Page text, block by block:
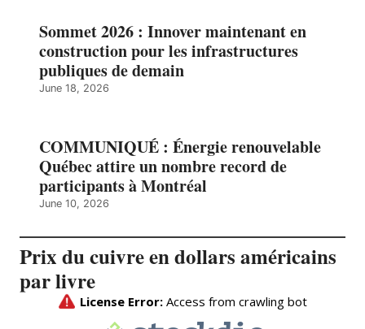
Sommet 2026 : Innover maintenant en
construction pour les infrastructures
publiques de demain
June 18, 2026
COMMUNIQUÉ : Énergie renouvelable
Québec attire un nombre record de
participants à Montréal
June 10, 2026
Prix du cuivre en dollars américains
par livre